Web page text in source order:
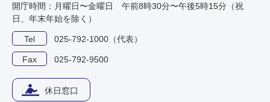
開庁時間：月曜日〜金曜日 午前8時30分〜午後5時15分（祝
日、年末年始を除く）
Tel 025-792-1000（代表）
Fax 025-792-9500
休日窓口